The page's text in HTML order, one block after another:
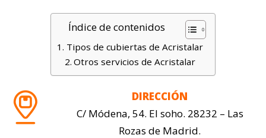
Índice de contenidos
Tipos de cubiertas de Acristalar
Otros servicios de Acristalar
DIRECCIÓN
C/ Módena, 54. El soho. 28232 – Las
Rozas de Madrid.